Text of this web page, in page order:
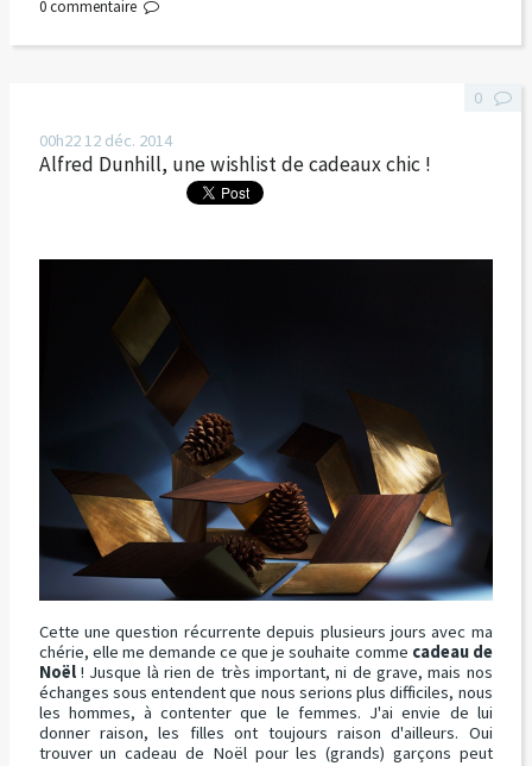
0 commentaire
00h2212 déc. 2014
Alfred Dunhill, une wishlist de cadeaux chic !
Cette une question récurrente depuis plusieurs jours avec ma
chérie, elle me demande ce que je souhaite comme cadeau de
Noël! Jusque là rien de très important, ni de grave, mais nos
échanges sous entendent que nous serions plus difficiles, nous
les hommes, à contenter que le femmes. J'ai envie de lui
donner raison, les filles ont toujours raison d'ailleurs. Oui
trouver un cadeau de Noël pour les (grands) garçons peut
0